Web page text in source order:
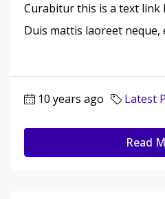
Curabitur this is a text link
Duis mattis laoreet neque,
10 years ago Latest
Read